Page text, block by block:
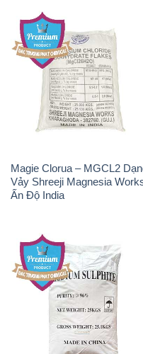
Magie Clorua – MGCL2 Dạng
Vảy Shreeji Magnesia Works
Ấn Độ India
Natri Sunphit – NA2SO3
Trung Quốc China